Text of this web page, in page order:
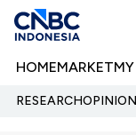
HOMEMARKET
RESEARCHOPINION